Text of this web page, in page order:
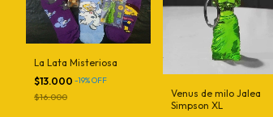
La Lata Misteriosa
$13.000 -19%OFF
$16.000
Venus de milo Jalea
Simpson XL